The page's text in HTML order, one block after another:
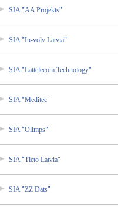
SIA "AA Projekt­s"
SIA "In-vol­v Latvia"
SIA "Lattel­ecom Technol­ogy"
SIA "Medite­c"
SIA "Olimps­"
SIA "Tieto Latvia"
SIA "ZZ Dats"